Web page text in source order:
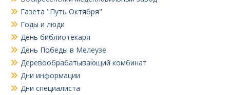
Газета "Путь Октября"
Годы и люди
День библиотекаря
День Победы в Мелеузе
Деревообрабатывающий комбинат
Дни информации
Дни специалиста